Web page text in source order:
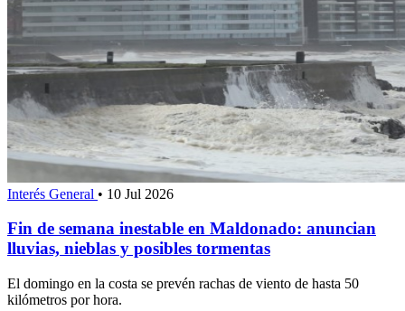
Interés General • 10 Jul 2026
Fin de semana inestable en Maldonado: anuncian
lluvias, nieblas y posibles tormentas
El domingo en la costa se prevén rachas de viento de hasta 50
kilómetros por hora.